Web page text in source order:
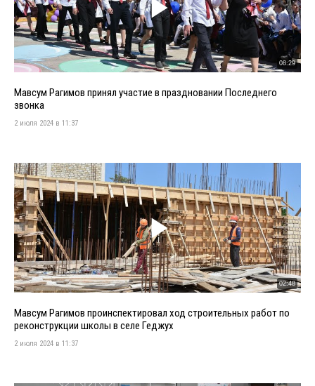
08:29
Мавсум Рагимов принял участие в праздновании Последнего
звонка
2 июля 2024 в 11:37
02:48
Мавсум Рагимов проинспектировал ход строительных работ по
реконструкции школы в селе Геджух
2 июля 2024 в 11:37